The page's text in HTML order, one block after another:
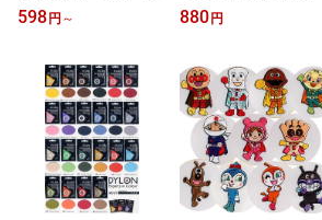
カラー5.8g)
598 円 ～
0℃）》★これまでにな
い色鮮やかさと色落ちの
便は7個まで対応できま
す♪
880 円